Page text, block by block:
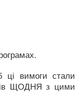
вимоги стали
ЩОДНЯ з цими